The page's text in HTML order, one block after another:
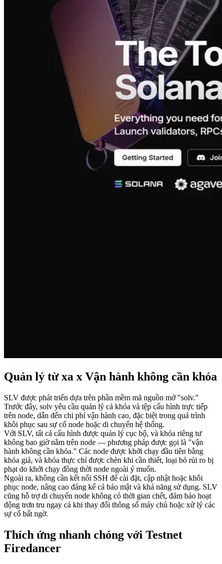
Quản lý từ xa x Vận hành không cần khóa
SLV được phát triển dựa trên phần mềm mã nguồn mở "solv."
Trước đây, solv yêu cầu quản lý cả khóa và tệp cấu hình trực tiếp
trên node, dẫn đến chi phí vận hành cao, đặc biệt trong quá trình
khôi phục sau sự cố node hoặc di chuyển hệ thống.
Với SLV, tất cả cấu hình được quản lý cục bộ, và khóa riêng tư
không bao giờ nằm trên node — phương pháp được gọi là "vận
hành không cần khóa." Các node được khởi chạy đầu tiên bằng
khóa giả, và khóa thực chỉ được chèn khi cần thiết, loại bỏ rủi ro bị
phạt do khởi chạy đồng thời node ngoài ý muốn.
Ngoài ra, không cần kết nối SSH để cài đặt, cập nhật hoặc khôi
phục node, nâng cao đáng kể cả bảo mật và khả năng sử dụng. SLV
cũng hỗ trợ di chuyển node không có thời gian chết, đảm bảo hoạt
động trơn tru ngay cả khi thay đổi thông số máy chủ hoặc xử lý các
sự cố bất ngờ.
Thích ứng nhanh chóng với Testnet
Firedancer